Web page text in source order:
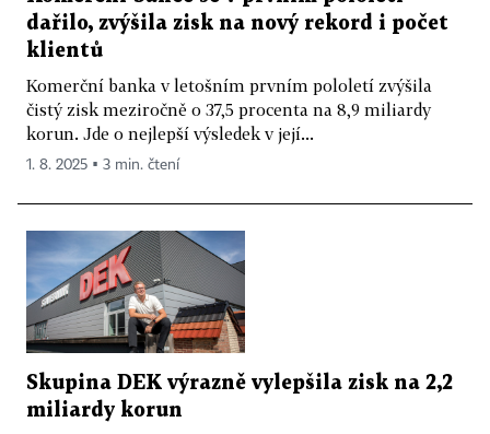
dařilo, zvýšila zisk na nový rekord i počet
klientů
Komerční banka v letošním prvním pololetí zvýšila
čistý zisk meziročně o 37,5 procenta na 8,9 miliardy
korun. Jde o nejlepší výsledek v její...
1. 8. 2025 ▪ 3 min. čtení
Skupina DEK výrazně vylepšila zisk na 2,2
miliardy korun